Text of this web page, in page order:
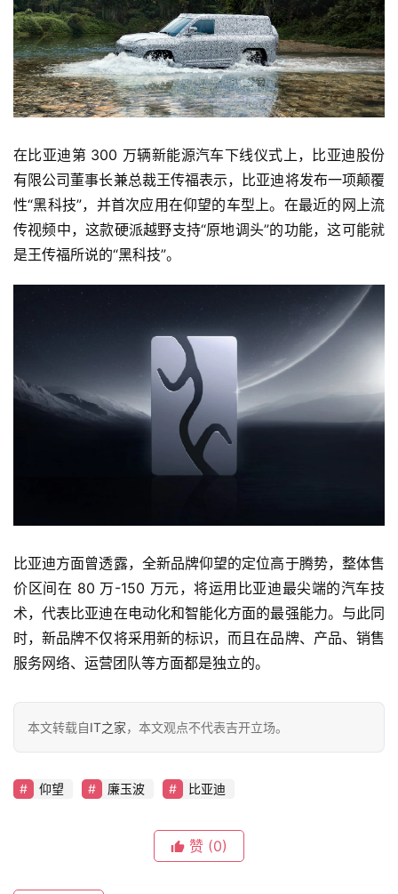
师
旅
行
车
讯
快
登录 注册
在比亚迪第 300 万辆新能源汽车下线仪式上，比亚迪股份
有限公司董事长兼总裁王传福表示，比亚迪将发布一项颠覆
性“黑科技”，并首次应用在仰望的车型上。在最近的网上流
传视频中，这款硬派越野支持“原地调头”的功能，这可能就
是王传福所说的“黑科技”。
比亚迪方面曾透露，全新品牌仰望的定位高于腾势，整体售
价区间在 80 万-150 万元，将运用比亚迪最尖端的汽车技
术，代表比亚迪在电动化和智能化方面的最强能力。与此同
时，新品牌不仅将采用新的标识，而且在品牌、产品、销售
服务网络、运营团队等方面都是独立的。
本文转载自IT之家，本文观点不代表吉开立场。
仰望 廉玉波 比亚迪
赞 (0)